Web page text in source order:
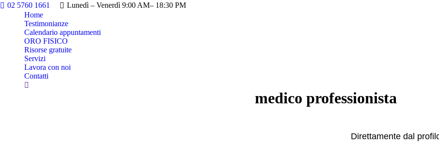
02 5760 1661 Lunedì – Venerdì 9:00 AM– 18:30 PM
Home
Testimonianze
Calendario appuntamenti
ORO FISICO
Risorse gratuite
Servizi
Lavora con noi
Contatti
Cerca:
medico professionista
Direttamente dal